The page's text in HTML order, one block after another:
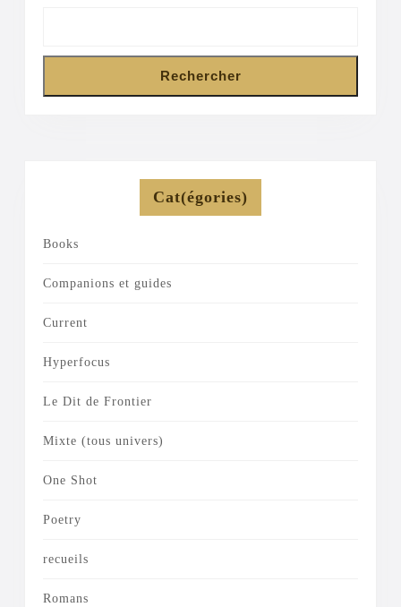
Rechercher
Cat(égories)
Books
Companions et guides
Current
Hyperfocus
Le Dit de Frontier
Mixte (tous univers)
One Shot
Poetry
recueils
Romans